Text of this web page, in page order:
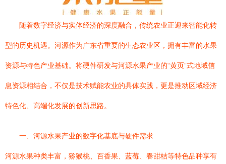
随着数字经济与实体经济的深度融合，传统农业正迎来智能化转
型的历史机遇。河源作为广东省重要的生态农业区，拥有丰富的水果
资源与特色产业基础。将硬件研发与河源水果产业的“黄页”式地域信
息资源相结合，不仅是技术赋能农业的具体实践，更是推动区域经济
特色化、高端化发展的创新思路。
一、河源水果产业的数字化基底与硬件需求
河源水果种类丰富，猕猴桃、百香果、蓝莓、春甜桔等特色品种享有